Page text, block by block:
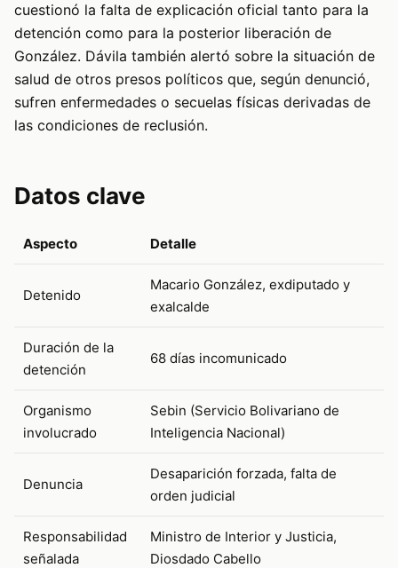
cuestionó la falta de explicación oficial tanto para la
detención como para la posterior liberación de
González. Dávila también alertó sobre la situación de
salud de otros presos políticos que, según denunció,
sufren enfermedades o secuelas físicas derivadas de
las condiciones de reclusión.
Datos clave
Aspecto Detalle
Detenido
Macario González, exdiputado y
exalcalde
Duración de la
detención
68 días incomunicado
Organismo
involucrado
Sebin (Servicio Bolivariano de
Inteligencia Nacional)
Denuncia
Desaparición forzada, falta de
orden judicial
Responsabilidad
señalada
Ministro de Interior y Justicia,
Diosdado Cabello